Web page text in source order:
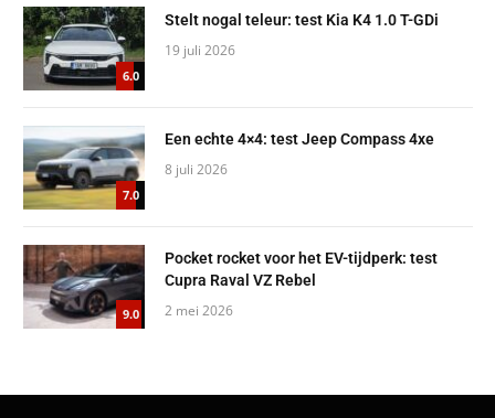
6.0
Stelt nogal teleur: test Kia K4 1.0 T-GDi
19 juli 2026
7.0
Een echte 4×4: test Jeep Compass 4xe
8 juli 2026
9.0
Pocket rocket voor het EV-tijdperk: test
Cupra Raval VZ Rebel
2 mei 2026